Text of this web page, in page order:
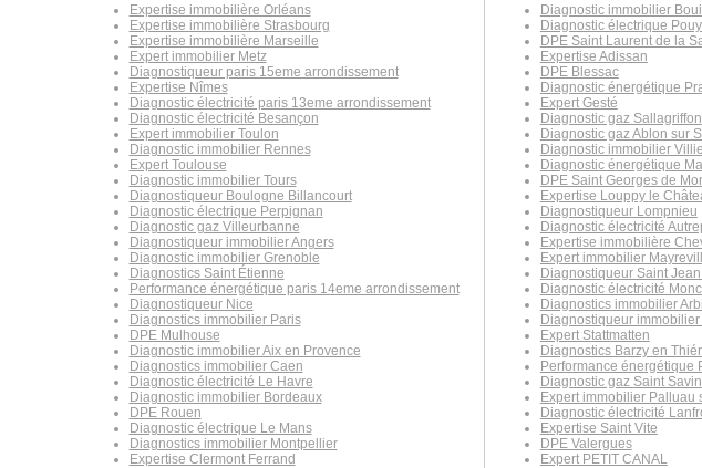
Expertise immobilière Orléans
Expertise immobilière Strasbourg
Expertise immobilière Marseille
Expert immobilier Metz
Diagnostiqueur paris 15eme arrondissement
Expertise Nîmes
Diagnostic électricité paris 13eme arrondissement
Diagnostic électricité Besançon
Expert immobilier Toulon
Diagnostic immobilier Rennes
Expert Toulouse
Diagnostic immobilier Tours
Diagnostiqueur Boulogne Billancourt
Diagnostic électrique Perpignan
Diagnostic gaz Villeurbanne
Diagnostiqueur immobilier Angers
Diagnostic immobilier Grenoble
Diagnostics Saint Étienne
Performance énergétique paris 14eme arrondissement
Diagnostiqueur Nice
Diagnostics immobilier Paris
DPE Mulhouse
Diagnostic immobilier Aix en Provence
Diagnostics immobilier Caen
Diagnostic électricité Le Havre
Diagnostic immobilier Bordeaux
DPE Rouen
Diagnostic électrique Le Mans
Diagnostics immobilier Montpellier
Expertise Clermont Ferrand
Diagnostic immobilier
Diagnostic électrique
DPE Saint Laurent de la
Expertise Adissan
DPE Blessac
Diagnostic énergétique
Expert Gesté
Diagnostic gaz Sallagriffon
Diagnostic gaz Ablon sur
Diagnostic immobilier
Diagnostic énergétique
DPE Saint Georges de
Expertise Louppy le
Diagnostiqueur Lompnieu
Diagnostic électricité
Expertise immobilière
Expert immobilier
Diagnostiqueur Saint
Diagnostic électricité
Diagnostics immobilier
Diagnostiqueur
Expert Stattmatten
Diagnostics Barzy en
Performance énergétique
Diagnostic gaz Saint
Expert immobilier Palluau
Diagnostic électricité
Expertise Saint Vite
DPE Valergues
Expert PETIT CANAL